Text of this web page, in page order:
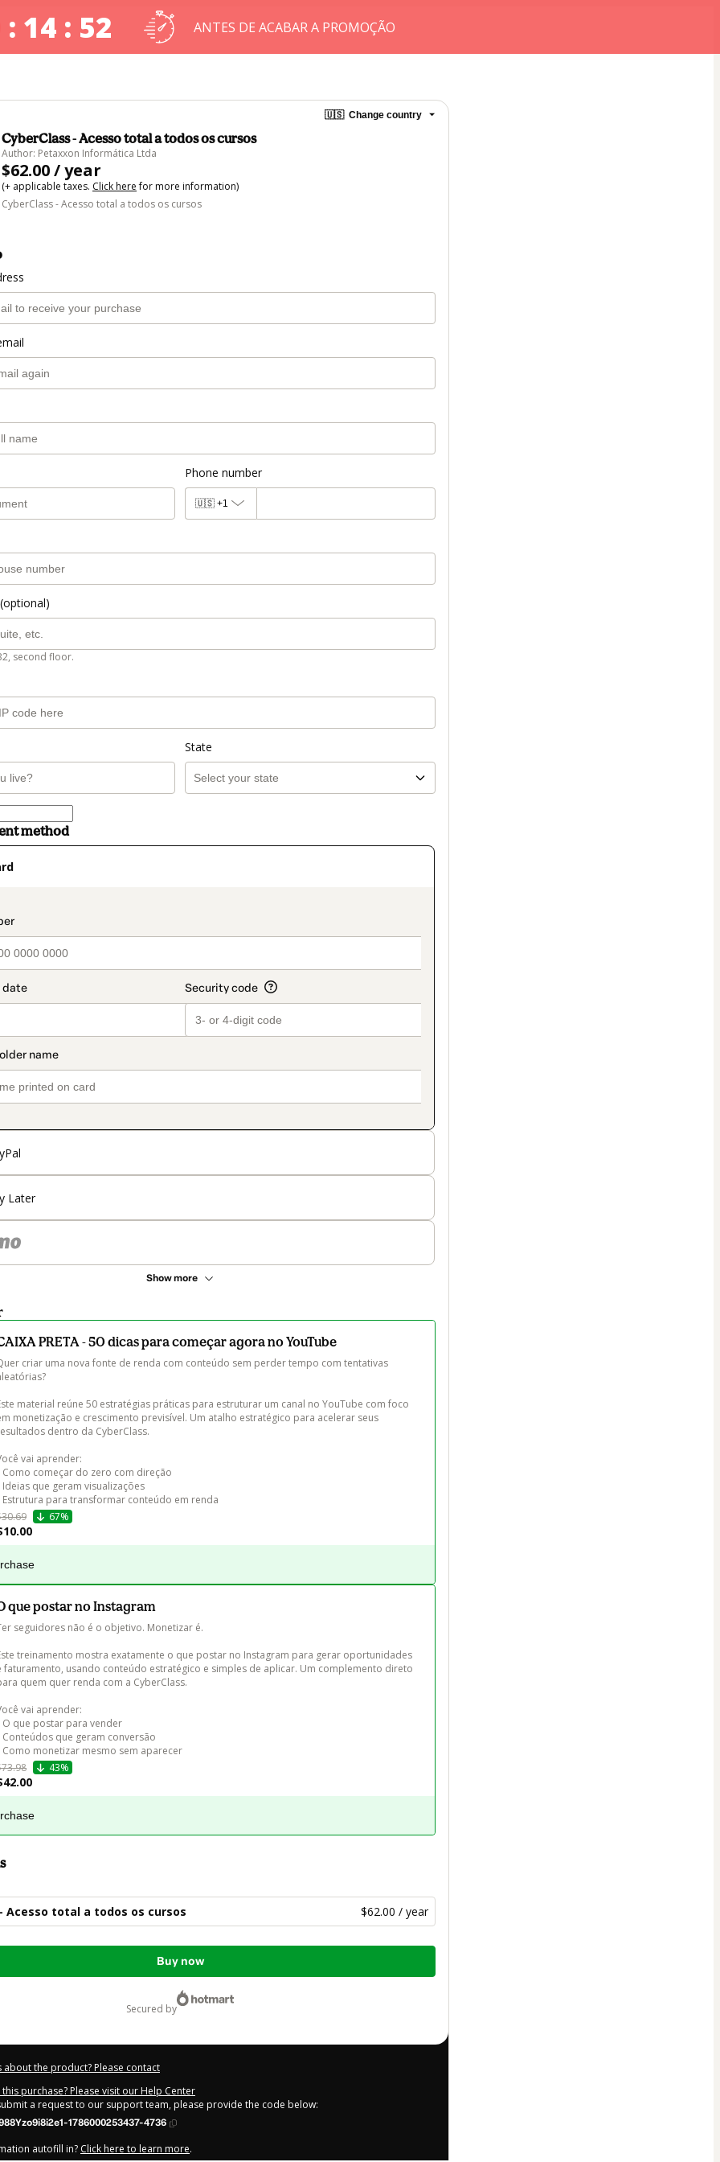
: 14 : 52 ANTES DE ACABAR A PROMOÇÃO
🇺🇸 Change country
CyberClass - Acesso total a todos os cursos
Author: Petaxxon Informática Ltda
$62.00 / year
(+ applicable taxes. Click herefor more information)
CyberClass - Acesso total a todos os cursos
Phone number
🇺🇸 +1
second floor.
State
method
Later
Show more
PRETA - 50 dicas para começar agora no YouTube
criar uma nova fonte de renda com conteúdo sem perder tempo com tentativas
material reúne 50 estratégias práticas para estruturar um canal no YouTube com foco
monetização e crescimento previsível. Um atalho estratégico para acelerar seus
dentro da CyberClass.
vai aprender:
Como começar do zero com direção
Ideias que geram visualizações
Estrutura para transformar conteúdo em renda
67%
que postar no Instagram
seguidores não é o objetivo. Monetizar é.
treinamento mostra exatamente o que postar no Instagram para gerar oportunidades
faturamento, usando conteúdo estratégico e simples de aplicar. Um complemento direto
quem quer renda com a CyberClass.
vai aprender:
O que postar para vender
Conteúdos que geram conversão
Como monetizar mesmo sem aparecer
43%
Acesso total a todos os cursos $62.00 / year
Buy now
secured by
about the product? Please contact
purchase? Please visit our Help Center
a request to our support team, please provide the code below:
1786000253437-4736
autofill in? Click here to learn more.